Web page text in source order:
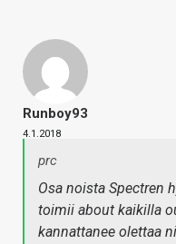
Runboy93
4.1.2018
prc
Osa noista Spectren
toimii about kaikilla
kannattanee olettaa